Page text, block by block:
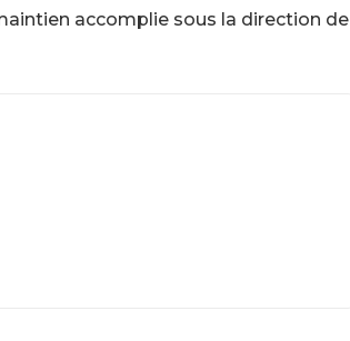
accomplie sous la direction de